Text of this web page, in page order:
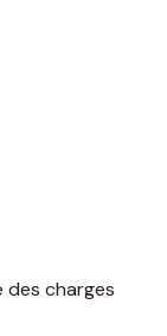
des charges